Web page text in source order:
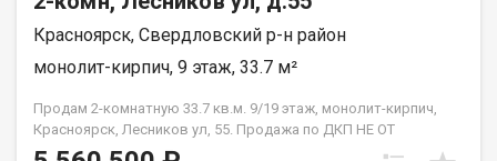
Красноярск, Свердловский р-н район
монолит-кирпич, 9 этаж, 33.7 м²
Продам 2-комнатную 33.7 кв.м. 9/19 этаж, монолит-кирпич,
Красноярск, Лесников ул, 55. Продажа по ДКП НЕ ОТ
ЗАСТРОЙЩИКА